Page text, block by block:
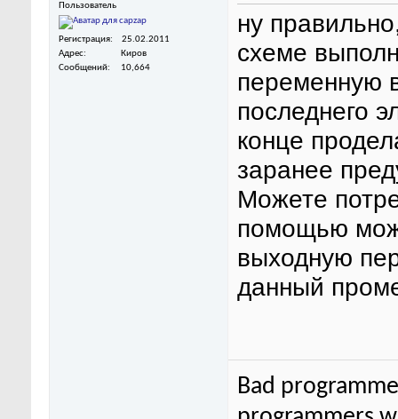
Пользователь
Регистрация
25.02.2011
Адрес
Киров
Сообщений
10,664
ну
схеме
переменную
последнего
конце
заранее
Можете
помощью
выходную
данный
Bad